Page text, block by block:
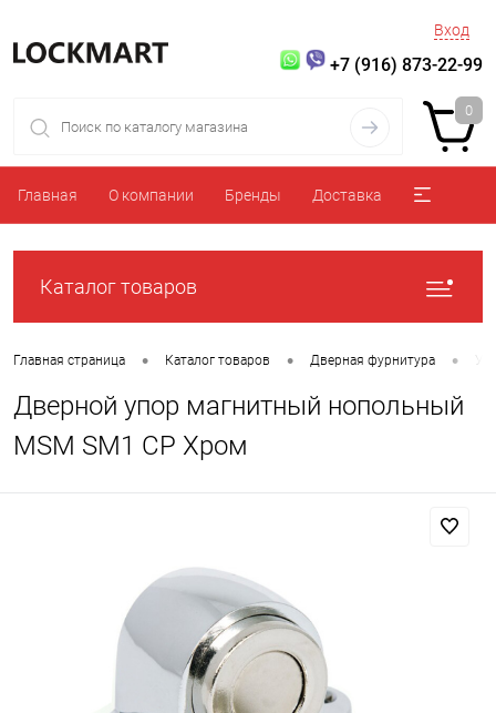
Вход
+7 (916) 873-22-99
0
Главная О компании Бренды Доставка
Каталог товаров
Главная страница • Каталог товаров • Дверная фурнитура •
Дверной упор магнитный нопольный
MSM SM1 CP Хром